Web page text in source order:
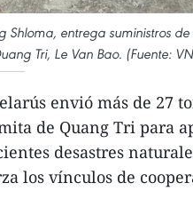
entrega suministros
Tri, Le Van Bao. (Fuente:
envió más de 27
de Quang Tri para
desastres
los vínculos de